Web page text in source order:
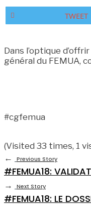
TWEET
Dans l’optique
général du FEMUA,
#cgfemua
(Visited 33 times, 1
←
Previous Story
#FEMUA18:
→ Next Story
#FEMUA18: LE